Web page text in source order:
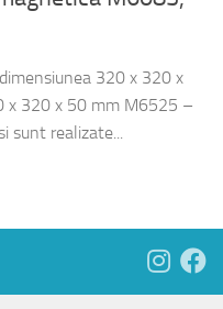
320 x 320 x
x 320 x 50 mm M6525 –
realizate...